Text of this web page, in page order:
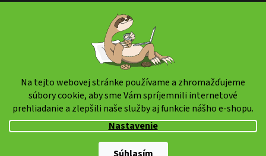
Na tejto webovej stránke používame a zhromažďujeme
súbory cookie, aby sme Vám spríjemnili internetové
prehliadanie a zlepšili naše služby aj funkcie nášho e-shopu.
Nastavenie
Copyright 2026weedshop.sk. Všetky práva vyhradené.
Upraviť nastavenie cookies